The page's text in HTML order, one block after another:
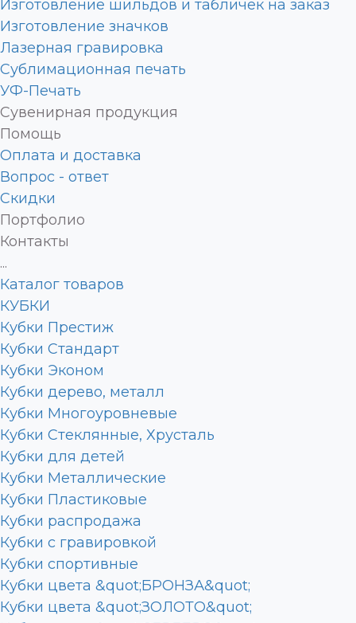
Изготовление шильдов и табличек на заказ
Изготовление значков
Лазерная гравировка
Сублимационная печать
УФ-Печать
Сувенирная продукция
Помощь
Оплата и доставка
Вопрос - ответ
Скидки
Портфолио
Контакты
...
Каталог товаров
КУБКИ
Кубки Престиж
Кубки Стандарт
Кубки Эконом
Кубки дерево, металл
Кубки Многоуровневые
Кубки Стеклянные, Хрусталь
Кубки для детей
Кубки Металлические
Кубки Пластиковые
Кубки распродажа
Кубки с гравировкой
Кубки спортивные
Кубки цвета &quot;БРОНЗА&quot;
Кубки цвета &quot;ЗОЛОТО&quot;